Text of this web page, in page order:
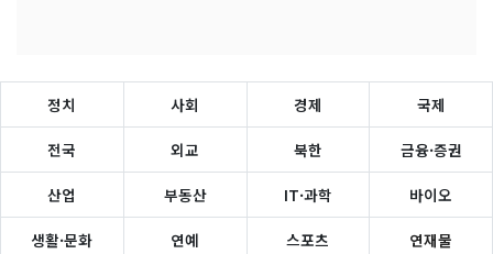
정치 사회 경제 국제
전국 외교 북한 금융·증권
산업 부동산 IT·과학 바이오
생활·문화 연예 스포츠 연재물